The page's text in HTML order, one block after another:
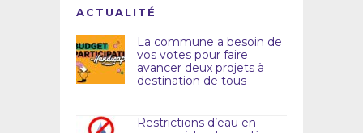
ACTUALITÉ
La commune a besoin de
vos votes pour faire
avancer deux projets à
destination de tous
Restrictions d’eau en